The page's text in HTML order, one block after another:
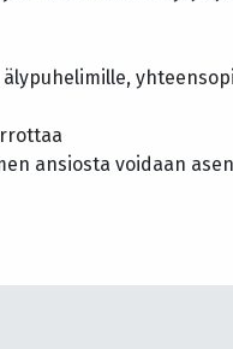
ansiosta voidaan